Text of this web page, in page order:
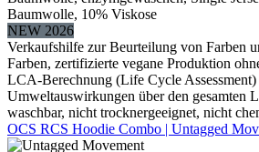
Baumwolle, 10% Viskose
NEW 2026
Verkaufshilfe zur Beurteilung von Farben
Farben, zertifizierte vegane Produktion
LCA-Berechnung (Life Cycle
Umweltauswirkungen über den gesamten
waschbar, nicht trocknergeeignet, nicht
OCS RCS Hoodie Combo | Untagged